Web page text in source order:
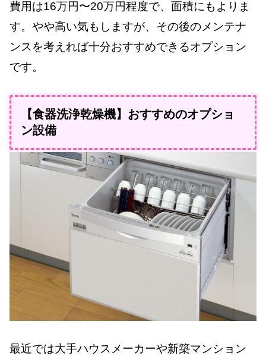
費用は16万円〜20万円程度で、面積にもよりま
す。やや高い気もしますが、その後のメンテナ
ンスを考えれば十分おすすめできるオプション
です。
【食器洗浄乾燥機】おすすめのオプショ
ン設備
最近では大手ハウスメーカーや新築マンション